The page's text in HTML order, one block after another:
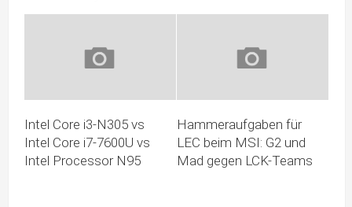
Intel Core i3-N305 vs
Intel Core i7-7600U vs
Intel Processor N95
Hammeraufgaben für
LEC beim MSI: G2 und
Mad gegen LCK-Teams